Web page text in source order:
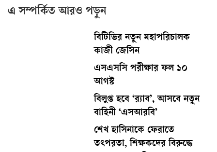
এ সম্পর্কিত আরও পড়ুন
বিটিভির নতুন মহাপরিচালক
কাজী জেসিন
এসএসসি পরীক্ষার ফল ১০
আগস্ট
বিলুপ্ত হবে ‘র‍্যাব’, আসবে নতুন
বাহিনী ‘এসআরবি’
শেখ হাসিনাকে ফেরাতে
তৎপরতা, শিক্ষকদের বিরুদ্ধে